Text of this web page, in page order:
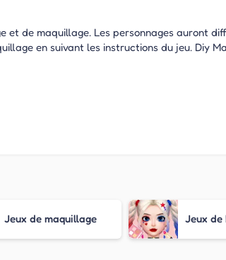
et de maquillage. Les personnages auront
en suivant les instructions du jeu. Diy
Jeux de maquillage Jeux de